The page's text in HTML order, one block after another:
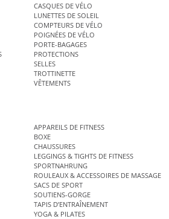
CASQUES DE VÉLO
LUNETTES DE SOLEIL
COMPTEURS DE VÉLO
POIGNÉES DE VÉLO
PORTE-BAGAGES
PROTECTIONS
SELLES
TROTTINETTE
VÊTEMENTS
APPAREILS DE FITNESS
BOXE
CHAUSSURES
LEGGINGS & TIGHTS DE FITNESS
SPORTNAHRUNG
ROULEAUX & ACCESSOIRES DE MASSAGE
SACS DE SPORT
SOUTIENS-GORGE
TAPIS D’ENTRAÎNEMENT
YOGA & PILATES